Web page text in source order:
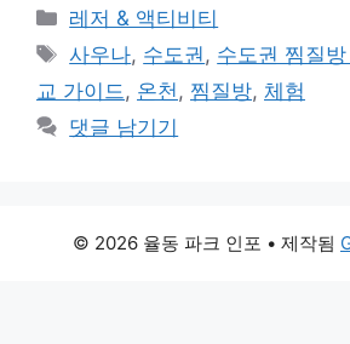
카
테
리
레저 & 액티비티
태
그
사우나, 수도권, 수도권 찜질
교 가이드, 온천, 찜질방, 체험
댓글 남기기
© 2026 율동 파크 인포 • 제작됨